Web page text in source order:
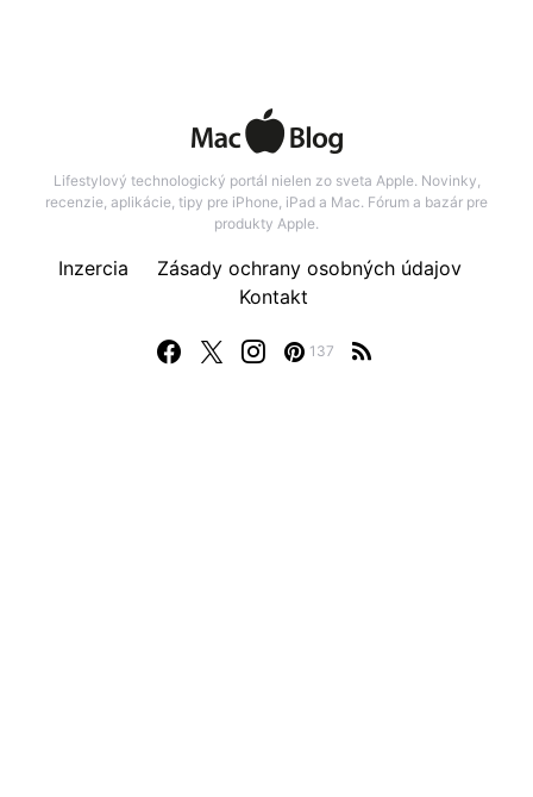
Lifestylový technologický portál nielen zo sveta Apple. Novinky,
recenzie, aplikácie, tipy pre iPhone, iPad a Mac. Fórum a bazár pre
produkty Apple.
137
Inzercia
Zásady ochrany osobných údajov
Kontakt